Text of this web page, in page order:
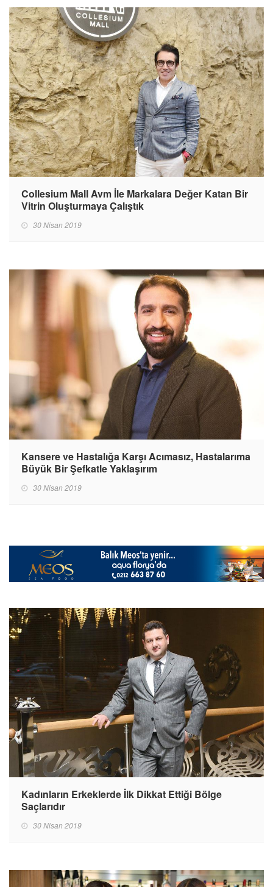
Collesium Mall Avm İle Markalara Değer Katan Bir
Vitrin Oluşturmaya Çalıştık
30 Nisan 2019
Kansere ve Hastalığa Karşı Acımasız, Hastalarıma
Büyük Bir Şefkatle Yaklaşırım
30 Nisan 2019
Kadınların Erkeklerde İlk Dikkat Ettiği Bölge
Saçlarıdır
30 Nisan 2019